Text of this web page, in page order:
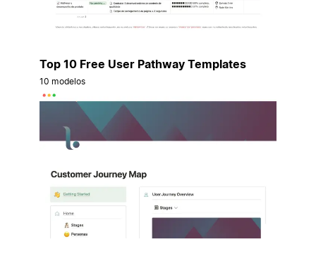
Top 10 Free User Pathway Templates
10 modelos